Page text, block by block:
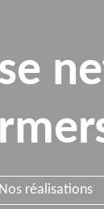
Nos réalisations